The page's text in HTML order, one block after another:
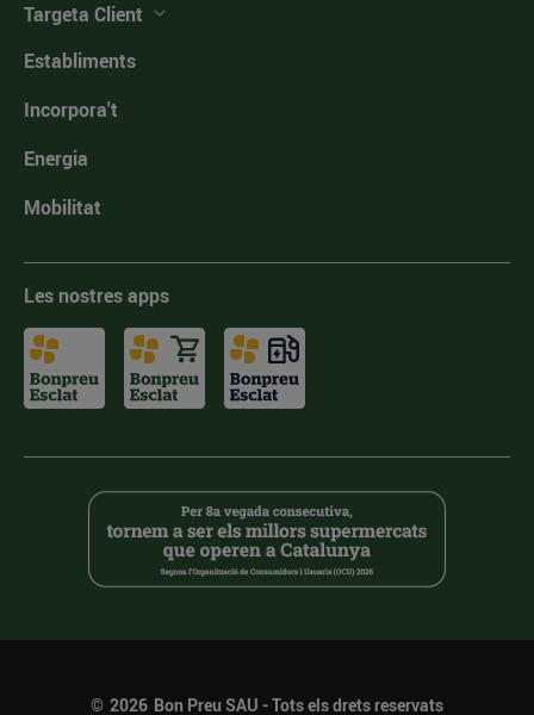
Targeta Client
Establiments
Incorpora't
Energia
Mobilitat
Les nostres apps
© 2026 Bon Preu SAU - Tots els drets reservats